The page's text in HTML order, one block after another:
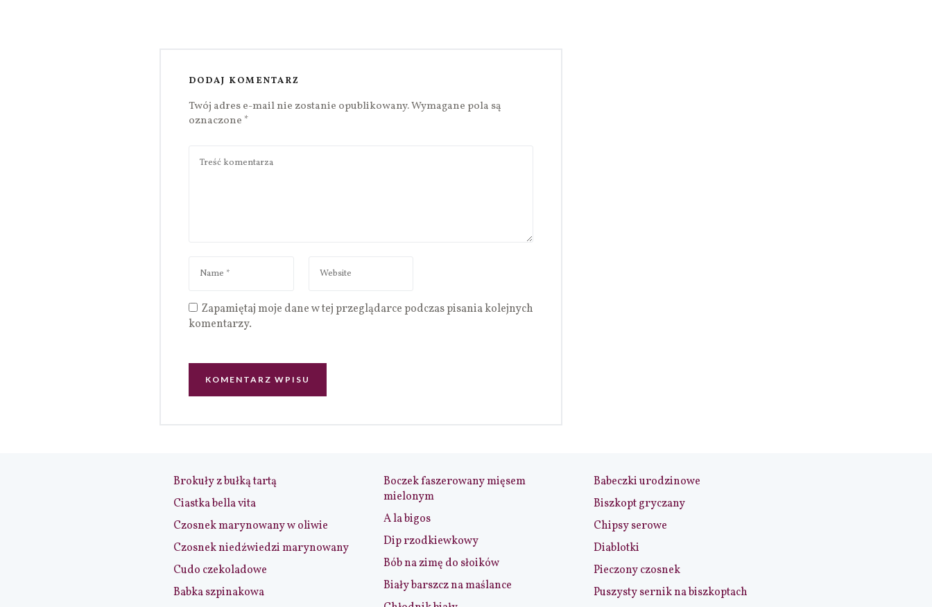
DODAJ KOMENTARZ
Twój adres e-mail nie zostanie opublikowany.Wymagane pola są
oznaczone *
Zapamiętaj moje dane w tej przeglądarce podczas pisania kolejnych
komentarzy.
Brokuły z bułką tartą
Ciastka bella vita
Czosnek marynowany w oliwie
Czosnek niedźwiedzi marynowany
Cudo czekoladowe
Babka szpinakowa
Boczek faszerowany mięsem
mielonym
A la bigos
Dip rzodkiewkowy
Bób na zimę do słoików
Biały barszcz na maślance
Babeczki urodzinowe
Biszkopt gryczany
Chipsy serowe
Diablotki
Pieczony czosnek
Puszysty sernik na biszkoptach